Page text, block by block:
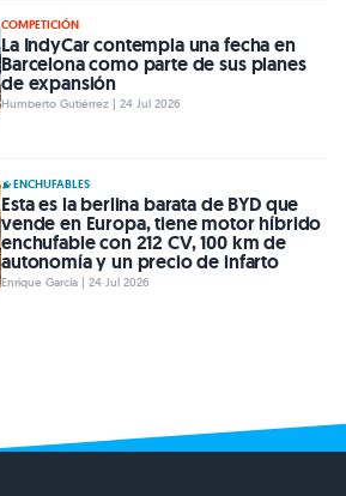
COMPETICIÓN
La IndyCar contempla una fecha en
Barcelona como parte de sus planes
de expansión
Humberto Gutiérrez | 24 Jul 2026
ENCHUFABLES
Esta es la berlina barata de BYD que
vende en Europa, tiene motor híbrido
enchufable con 212 CV, 100 km de
autonomía y un precio de infarto
Enrique García | 24 Jul 2026